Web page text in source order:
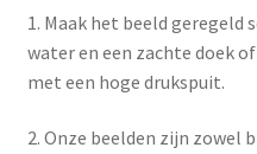
1. Maak het beeld geregeld
water en een zachte doek
met een hoge drukspuit.
2. Onze beelden zijn zowel